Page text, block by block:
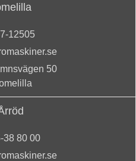
12505
50
38 80 00